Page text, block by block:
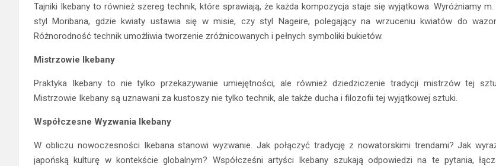
Tajniki Ikebany to również szereg technik, które sprawiają, że każda kompozycja staje się wyjątkowa. Wyróżniamy m.
styl Moribana, gdzie kwiaty ustawia się w misie, czy styl Nageire, polegający na wrzuceniu kwiatów do
Różnorodność technik umożliwia tworzenie zróżnicowanych i pełnych symboliki bukietów.
Mistrzowie Ikebany
Praktyka Ikebany to nie tylko przekazywanie umiejętności, ale również dziedziczenie tradycji mistrzów tej
Mistrzowie Ikebany są uznawani za kustoszy nie tylko technik, ale także ducha i filozofii tej wyjątkowej sztuki.
Współczesne Wyzwania Ikebany
W obliczu nowoczesności Ikebana stanowi wyzwanie. Jak połączyć tradycję z nowatorskimi trendami? Jak
japońską kulturę w kontekście globalnym? Współcześni artyści Ikebany szukają odpowiedzi na te pytania,